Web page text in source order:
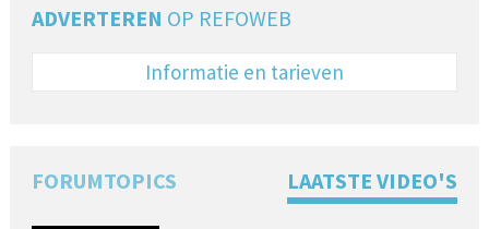
ADVERTEREN OP REFOWEB
Informatie en tarieven
FORUMTOPICS LAATSTE VIDEO'S